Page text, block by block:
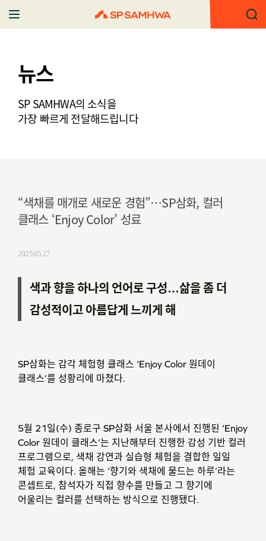
뉴스
SP SAMHWA의 소식을
가장 빠르게 전달해드립니다
“색채를 매개로 새로운 경험”…SP삼화, 컬러
클래스 ‘Enjoy Color’ 성료
2025.05.27
색과 향을 하나의 언어로 구성…삶을 좀 더
감성적이고 아름답게 느끼게 해
SP삼화는 감각 체험형 클래스 ‘Enjoy Color 원데이
클래스’를 성황리에 마쳤다.
5월 21일(수) 종로구 SP삼화 서울 본사에서 진행된 ‘Enjoy
Color 원데이 클래스’는 지난해부터 진행한 감성 기반 컬러
프로그램으로, 색채 강연과 실습형 체험을 결합한 일일
체험 교육이다. 올해는 ‘향기와 색채에 물드는 하루’라는
콘셉트로, 참석자가 직접 향수를 만들고 그 향기에
어울리는 컬러를 선택하는 방식으로 진행됐다.